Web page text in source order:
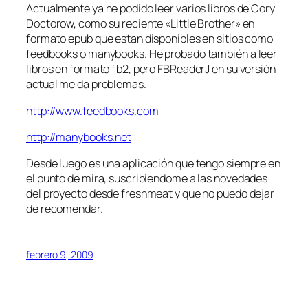
Actualmente ya he podido leer varios libros de Cory
Doctorow, como su reciente «Little Brother» en
formato epub que estan disponibles en sitios como
feedbooks o manybooks. He probado también a leer
libros en formato fb2, pero FBReaderJ en su versión
actual me da problemas.
http://www.feedbooks.com
http://manybooks.net
Desde luego es una aplicación que tengo siempre en
el punto de mira, suscribiendome a las novedades
del proyecto desde freshmeat y que no puedo dejar
de recomendar.
febrero 9, 2009